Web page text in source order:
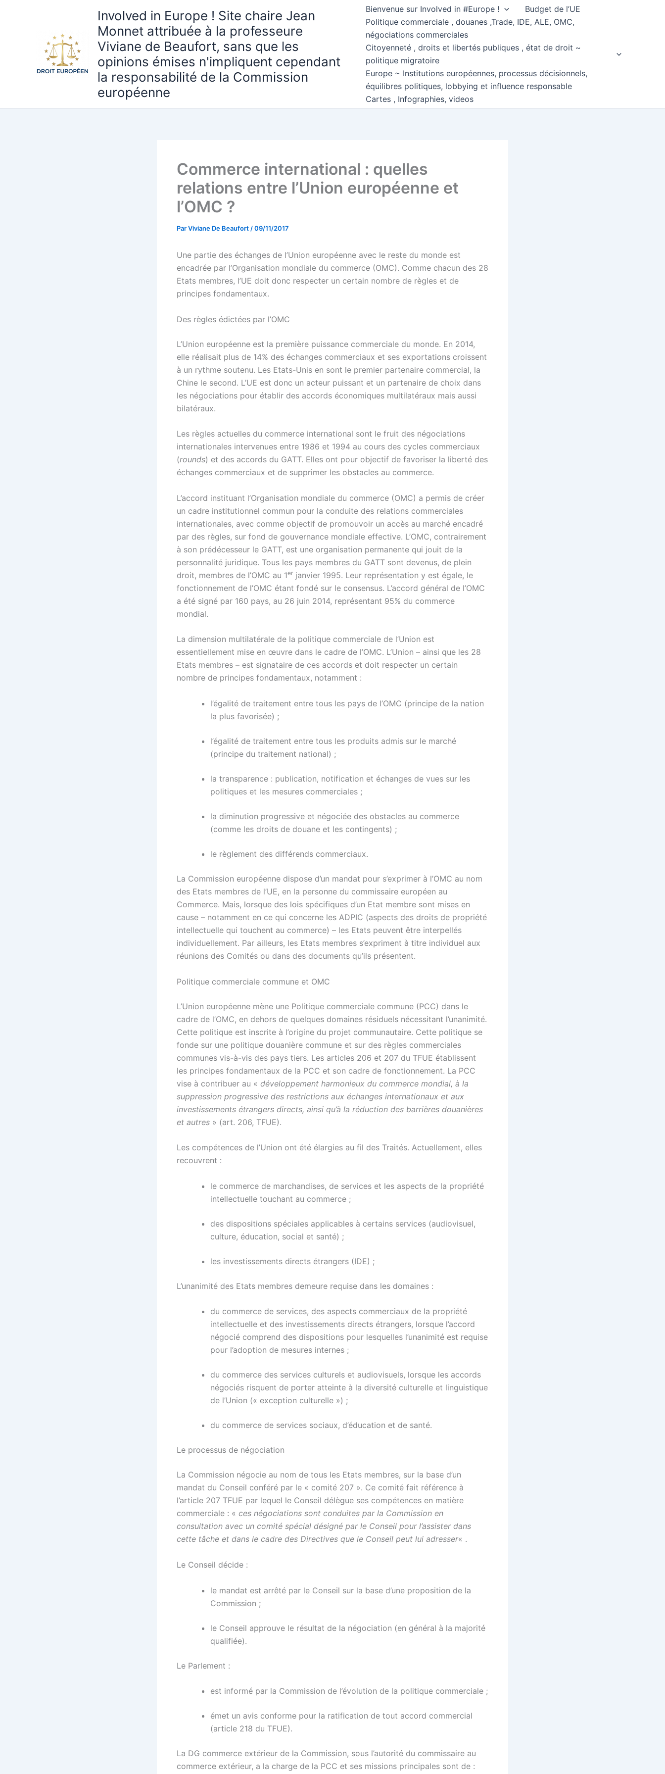
Involved in Europe ! Site chaire Jean
Monnet attribuée à la professeure
Viviane de Beaufort, sans que les
opinions émises n'impliquent cependant
la responsabilité de la Commission
européenne
Bienvenue sur Involved in #Europe !
Budget de l’UE
Politique commerciale , douanes ,Trade, IDE, ALE, OMC,
négociations commerciales
Citoyenneté , droits et libertés publiques , état de droit ~
politique migratoire
Europe ~ Institutions européennes, processus décisionnels,
équilibres politiques, lobbying et influence responsable
Cartes , Infographies, videos
Commerce international : quelles
relations entre l’Union européenne et
l’OMC ?
ParViviane De Beaufort /09/11/2017
Une partie des échanges de l’Union européenne avec le reste du monde est
encadrée par l’Organisation mondiale du commerce (OMC). Comme chacun des 28
Etats membres, l’UE doit donc respecter un certain nombre de règles et de
principes fondamentaux.
Des règles édictées par l’OMC
L’Union européenne est la première puissance commerciale du monde. En 2014,
elle réalisait plus de 14% des échanges commerciaux et ses exportations croissent
à un rythme soutenu. Les Etats-Unis en sont le premier partenaire commercial, la
Chine le second. L’UE est donc un acteur puissant et un partenaire de choix dans
les négociations pour établir des accords économiques multilatéraux mais aussi
bilatéraux.
Les règles actuelles du commerce international sont le fruit des négociations
internationales intervenues entre 1986 et 1994 au cours des cycles commerciaux
(rounds) et des accords du GATT. Elles ont pour objectif de favoriser la liberté des
échanges commerciaux et de supprimer les obstacles au commerce.
L’accord instituant l’Organisation mondiale du commerce (OMC) a permis de créer
un cadre institutionnel commun pour la conduite des relations commerciales
internationales, avec comme objectif de promouvoir un accès au marché encadré
par des règles, sur fond de gouvernance mondiale effective. L’OMC, contrairement
à son prédécesseur le GATT, est une organisation permanente qui jouit de la
personnalité juridique. Tous les pays membres du GATT sont devenus, de plein
droit, membres de l’OMC au 1er janvier 1995. Leur représentation y est égale, le
fonctionnement de l’OMC étant fondé sur le consensus. L’accord général de l’OMC
a été signé par 160 pays, au 26 juin 2014, représentant 95% du commerce
mondial.
La dimension multilatérale de la politique commerciale de l’Union est
essentiellement mise en œuvre dans le cadre de l’OMC. L’Union – ainsi que les 28
Etats membres – est signataire de ces accords et doit respecter un certain
nombre de principes fondamentaux, notamment :
l’égalité de traitement entre tous les pays de l’OMC (principe de la nation
la plus favorisée) ;
l’égalité de traitement entre tous les produits admis sur le marché
(principe du traitement national) ;
la transparence : publication, notification et échanges de vues sur les
politiques et les mesures commerciales ;
la diminution progressive et négociée des obstacles au commerce
(comme les droits de douane et les contingents) ;
le règlement des différends commerciaux.
La Commission européenne dispose d’un mandat pour s’exprimer à l’OMC au nom
des Etats membres de l’UE, en la personne du commissaire européen au
Commerce. Mais, lorsque des lois spécifiques d’un Etat membre sont mises en
cause – notamment en ce qui concerne les ADPIC (aspects des droits de propriété
intellectuelle qui touchent au commerce) – les Etats peuvent être interpellés
individuellement. Par ailleurs, les Etats membres s’expriment à titre individuel aux
réunions des Comités ou dans des documents qu’ils présentent.
Politique commerciale commune et OMC
L’Union européenne mène une Politique commerciale commune (PCC) dans le
cadre de l’OMC, en dehors de quelques domaines résiduels nécessitant l’unanimité.
Cette politique est inscrite à l’origine du projet communautaire. Cette politique se
fonde sur une politique douanière commune et sur des règles commerciales
communes vis-à-vis des pays tiers. Les articles 206 et 207 du TFUE établissent
les principes fondamentaux de la PCC et son cadre de fonctionnement. La PCC
vise à contribuer au « développement harmonieux du commerce mondial, à la
suppression progressive des restrictions aux échanges internationaux et aux
investissements étrangers directs, ainsi qu’à la réduction des barrières douanières
et autres » (art. 206, TFUE).
Les compétences de l’Union ont été élargies au fil des Traités. Actuellement, elles
recouvrent :
le commerce de marchandises, de services et les aspects de la propriété
intellectuelle touchant au commerce ;
des dispositions spéciales applicables à certains services (audiovisuel,
culture, éducation, social et santé) ;
les investissements directs étrangers (IDE) ;
L’unanimité des Etats membres demeure requise dans les domaines :
du commerce de services, des aspects commerciaux de la propriété
intellectuelle et des investissements directs étrangers, lorsque l’accord
négocié comprend des dispositions pour lesquelles l’unanimité est requise
pour l’adoption de mesures internes ;
du commerce des services culturels et audiovisuels, lorsque les accords
négociés risquent de porter atteinte à la diversité culturelle et linguistique
de l’Union (« exception culturelle ») ;
du commerce de services sociaux, d’éducation et de santé.
Le processus de négociation
La Commission négocie au nom de tous les Etats membres, sur la base d’un
mandat du Conseil conféré par le « comité 207 ». Ce comité fait référence à
l’article 207 TFUE par lequel le Conseil délègue ses compétences en matière
commerciale : « ces négociations sont conduites par la Commission en
consultation avec un comité spécial désigné par le Conseil pour l’assister dans
cette tâche et dans le cadre des Directives que le Conseil peut lui adresser« .
Le Conseil décide :
le mandat est arrêté par le Conseil sur la base d’une proposition de la
Commission ;
le Conseil approuve le résultat de la négociation (en général à la majorité
qualifiée).
Le Parlement :
est informé par la Commission de l’évolution de la politique commerciale ;
émet un avis conforme pour la ratification de tout accord commercial
(article 218 du TFUE).
La DG commerce extérieur de la Commission, sous l’autorité du commissaire au
commerce extérieur, a la charge de la PCC et ses missions principales sont de :